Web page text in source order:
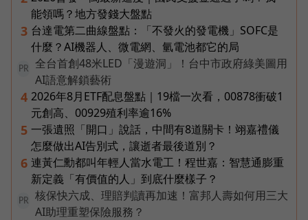
能領嗎？地方發錢大盤點
3 台達電第二曲線盤點：「不發火的發電機」SOFC是
什麼？AI機器人、微電網、氫電池都它的局
PR
全台首創48米LED「漫遊洞」！台中市政府綠美圖用
AI語意解鎖藝術
4 2026年8月ETF配息盤點｜19檔一次看，00878衝破1
元創高、00929殖利率逾16%
5 一張遺照「開口」說話，中間有8道關卡！翊嘉禮儀
怎麼做出AI告別式，讓逝者最後道別？
6 連黃仁勳都叫年輕人當水電工！程世嘉：智慧通膨重
新定義「有價值的人」到底什麼樣子？
PR
核保快六成、理賠判讀再加速！富邦人壽如何用三大
AI助理重塑保險服務？